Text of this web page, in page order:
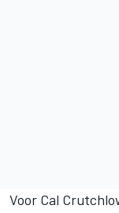
Voor Cal